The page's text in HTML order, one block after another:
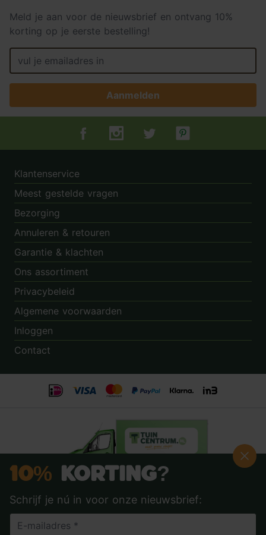
Meld je aan voor de nieuwsbrief en ontvang 10%
korting op je eerste bestelling!
Aanmelden
Klantenservice
Meest gestelde vragen
Bezorging
Annuleren & retouren
Garantie & klachten
Ons assortiment
Privacybeleid
Algemene voorwaarden
Inloggen
Contact
Beoordeling:8.9door3.862klanten
© 2014 - 2026 - Tuincentrum.nl B.V.
10% Korting?
Schrijf je nú in voor onze nieuwsbrief: